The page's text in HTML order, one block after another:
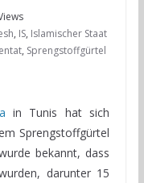
, IS, Islamischer Staat
, Sprengstoffgürtel
in Tunis hat sich
Sprengstoffgürtel
bekannt, dass
darunter 15